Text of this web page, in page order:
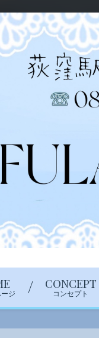
ージ
CONCEPT
コンセプト